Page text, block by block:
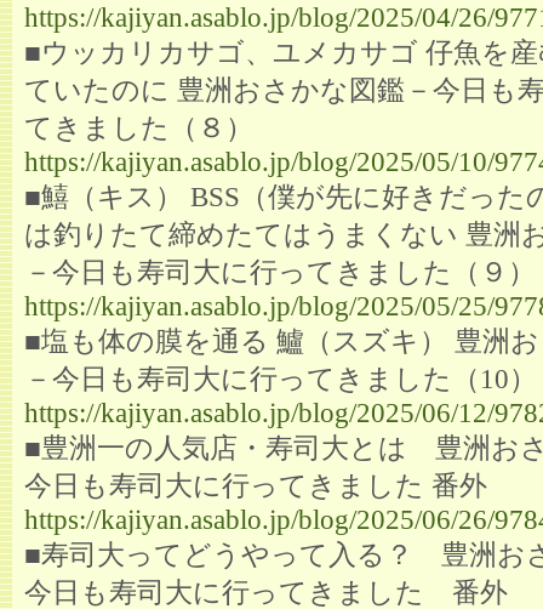
https://kajiyan.asablo.jp/blog/2025/04/26/
■ウッカリカサゴ、ユメカサゴ 仔魚を
ていたのに 豊洲おさかな図鑑－今日も
てきました（８）
https://kajiyan.asablo.jp/blog/2025/05/10/
■鱚（キス） BSS（僕が先に好きだった
は釣りたて締めたてはうまくない 豊洲
－今日も寿司大に行ってきました（９）
https://kajiyan.asablo.jp/blog/2025/05/25/
■塩も体の膜を通る 鱸（スズキ） 豊洲
－今日も寿司大に行ってきました（10）
https://kajiyan.asablo.jp/blog/2025/06/12/
■豊洲一の人気店・寿司大とは 豊洲お
今日も寿司大に行ってきました 番外
https://kajiyan.asablo.jp/blog/2025/06/26/
■寿司大ってどうやって入る？ 豊洲お
今日も寿司大に行ってきました 番外